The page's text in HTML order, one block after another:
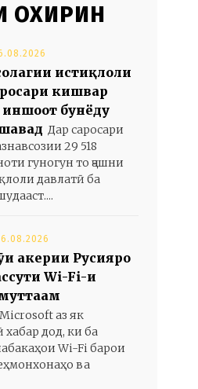
ОХИРИН
истиқлоли
кишвар
иншоот бунёду
Дар саросари
29 518
гуногун то ҷашни
давлатӣ ба
ҳакерии Русияро
Wi-Fi-и
аз як
дод, ки ба
Wi-Fi барои
ва